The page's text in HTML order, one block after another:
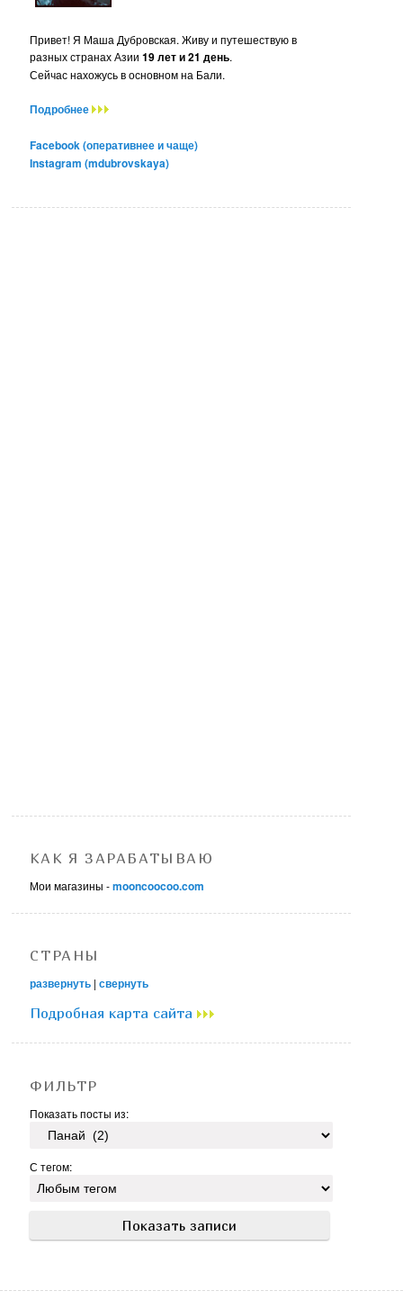
Привет! Я Маша Дубровская. Живу и путешествую в
разных странах Азии19 лет и 21 день.
Сейчас нахожусь в основном на Бали.
Подробнее
Facebook (оперативнее и чаще)
Instagram (mdubrovskaya)
КАК Я ЗАРАБАТЫВАЮ
Мои магазины -mooncoocoo.com
СТРАНЫ
развернуть |свернуть
Подробная карта сайта
ФИЛЬТР
Показать посты из:
С тегом: